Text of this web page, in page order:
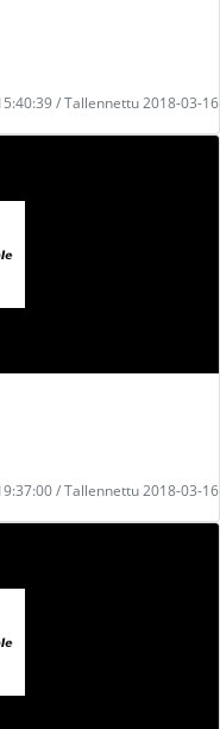
/ Tallennettu 2018-03-16
/ Tallennettu 2018-03-16